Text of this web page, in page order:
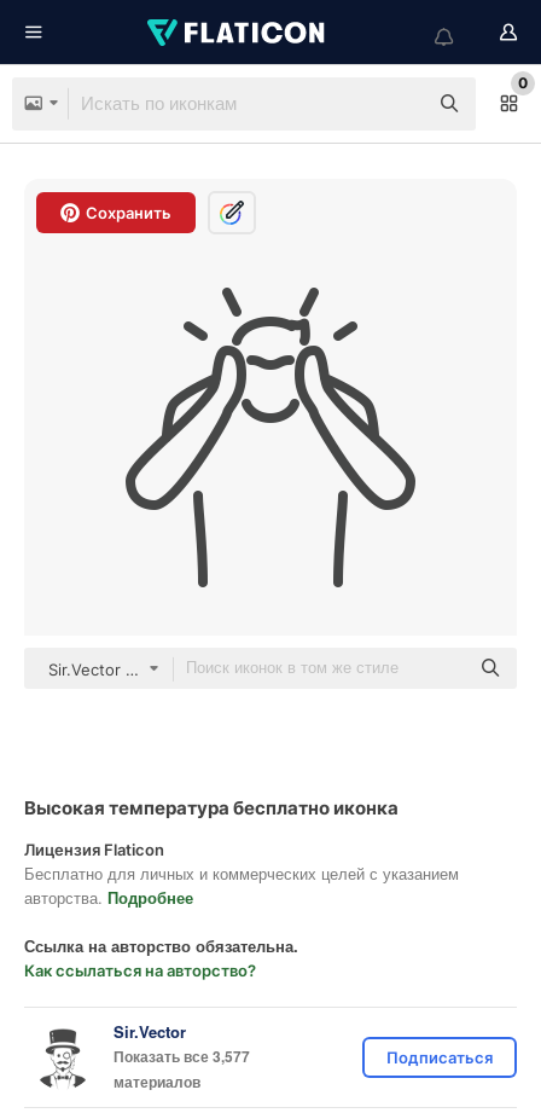
0
Сохранить
Sir.Vector outline
Высокая температура бесплатно иконка
Лицензия Flaticon
Бесплатно для личных и коммерческих целей с указанием
авторства. Подробнее
Ссылка на авторство обязательна.
Как ссылаться на авторство?
Sir.Vector
Показать все 3,577
материалов
Подписаться